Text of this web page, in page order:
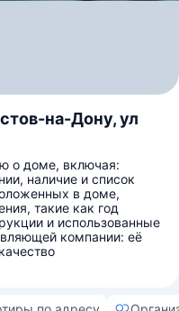
на-Дону, ул
о доме, включая:
наличие и список
в доме,
такие как год
и использованные
компании: её